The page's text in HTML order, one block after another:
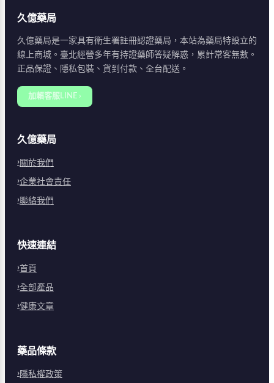
久億藥局
久億藥局是一家具有衛生署註冊認證藥局，本站為藥局特設立的
線上商城。臺北經營多年有持證藥師答疑解惑，累計常客無數。
正品保證、隱私包裝、貨到付款、全台配送。
加賴客服LINE ›
久億藥局
關於我們
企業社會責任
聯絡我們
快速連結
首頁
全部產品
健康文章
藥品條款
隱私權政策